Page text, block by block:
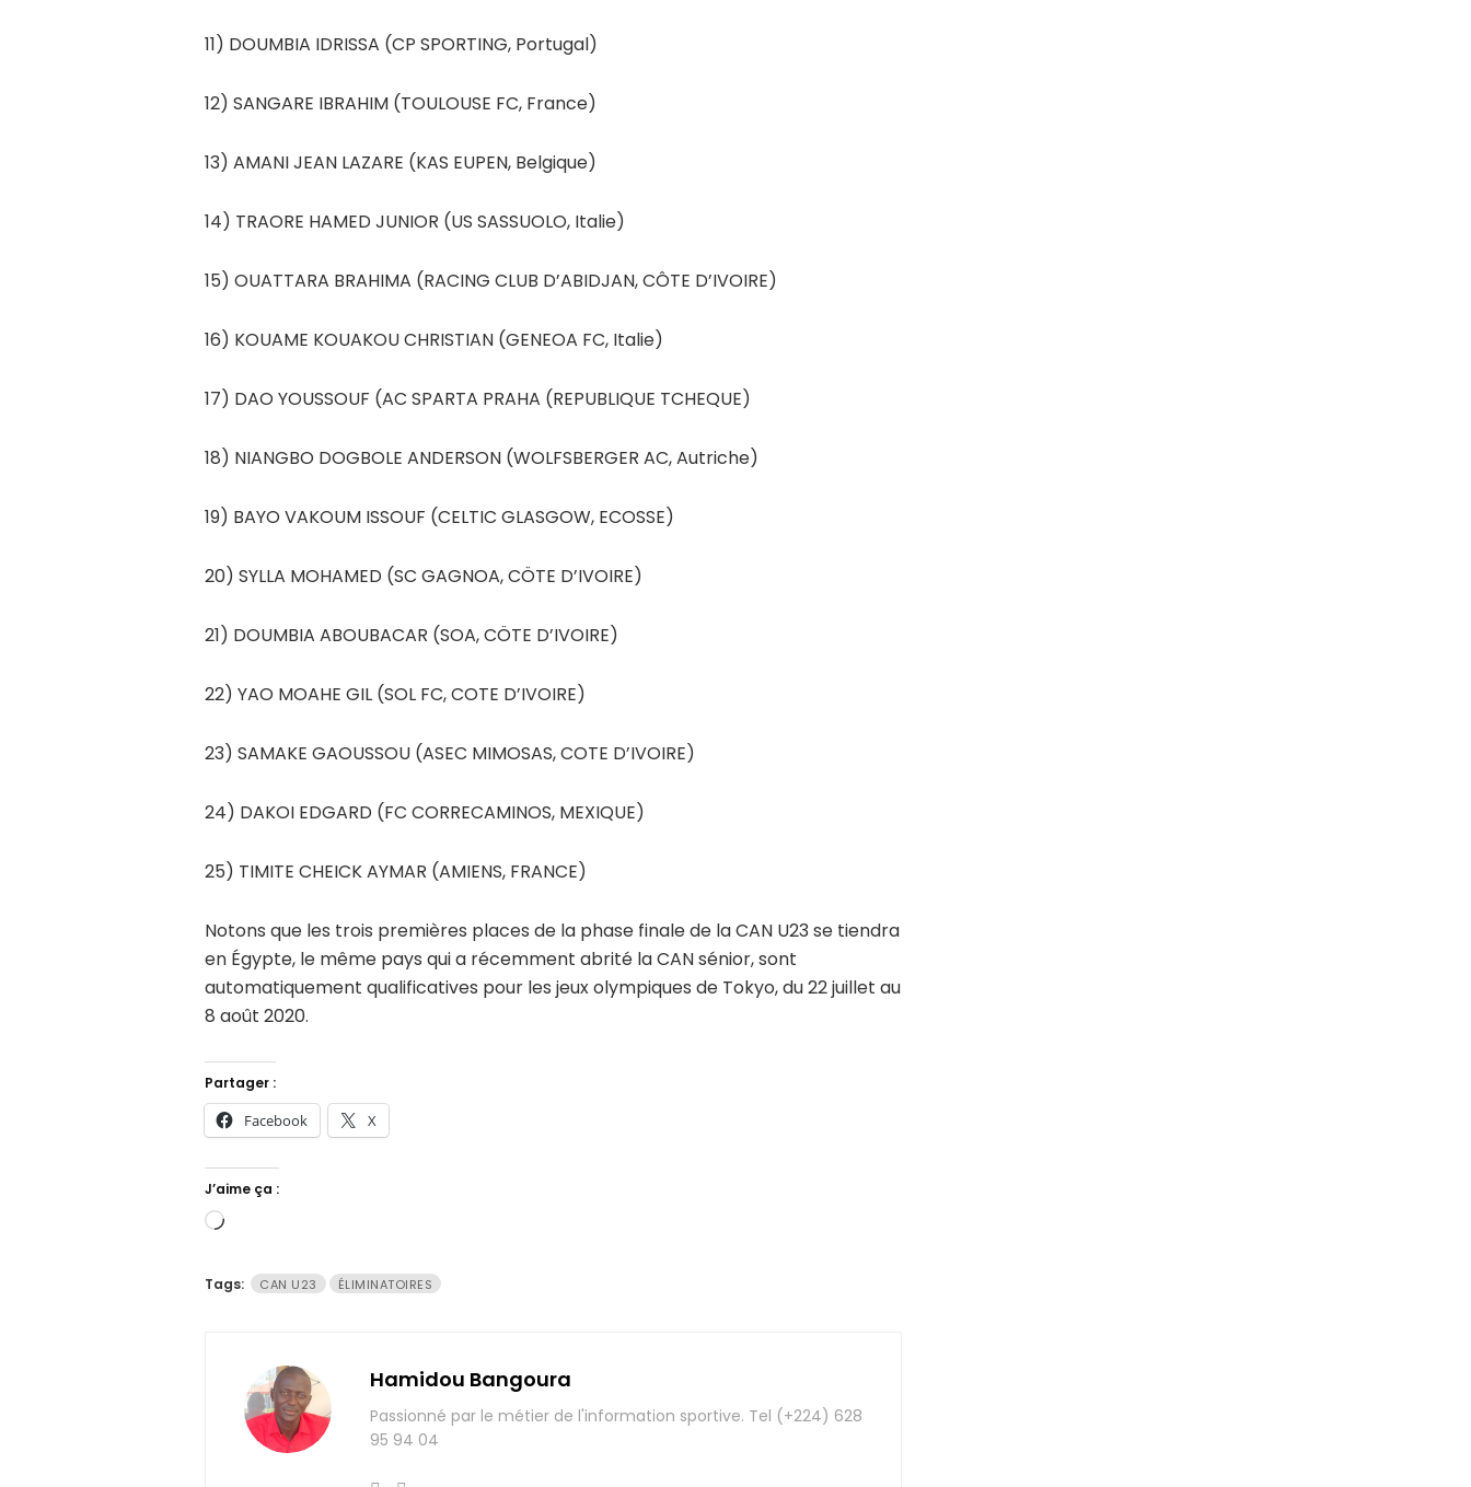
11) DOUMBIA IDRISSA (CP SPORTING, Portugal)
12) SANGARE IBRAHIM (TOULOUSE FC, France)
13) AMANI JEAN LAZARE (KAS EUPEN, Belgique)
14) TRAORE HAMED JUNIOR (US SASSUOLO, Italie)
15) OUATTARA BRAHIMA (RACING CLUB D’ABIDJAN, CÔTE D’IVOIRE)
16) KOUAME KOUAKOU CHRISTIAN (GENEOA FC, Italie)
17) DAO YOUSSOUF (AC SPARTA PRAHA (REPUBLIQUE TCHEQUE)
18) NIANGBO DOGBOLE ANDERSON (WOLFSBERGER AC, Autriche)
19) BAYO VAKOUM ISSOUF (CELTIC GLASGOW, ECOSSE)
20) SYLLA MOHAMED (SC GAGNOA, CÖTE D’IVOIRE)
21) DOUMBIA ABOUBACAR (SOA, CÖTE D’IVOIRE)
22) YAO MOAHE GIL (SOL FC, COTE D’IVOIRE)
23) SAMAKE GAOUSSOU (ASEC MIMOSAS, COTE D’IVOIRE)
24) DAKOI EDGARD (FC CORRECAMINOS, MEXIQUE)
25) TIMITE CHEICK AYMAR (AMIENS, FRANCE)
Notons que les trois premières places de la phase finale de la CAN U23 se tiendra
en Égypte, le même pays qui a récemment abrité la CAN sénior, sont
automatiquement qualificatives pour les jeux olympiques de Tokyo, du 22 juillet au
8 août 2020.
Partager :
Facebook X
J’aime ça :
Chargement…
Tags: CAN U23 ÉLIMINATOIRES
Hamidou Bangoura
Passionné par le métier de l'information sportive. Tel (+224) 628
95 94 04